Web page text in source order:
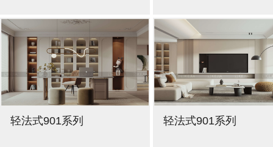
轻法式901系列 轻法式901系列